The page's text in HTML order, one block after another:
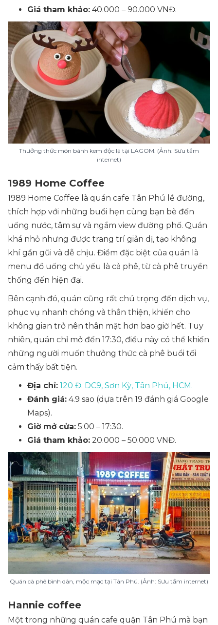
Giá tham khảo: 40.000 – 90.000 VNĐ.
Thưởng thức món bánh kem độc lạ tại LAGOM. (Ảnh: Sưu tầm
internet)
1989 Home Coffee
1989 Home Coffee là quán cafe Tân Phú lề đường,
thích hợp với những buổi hẹn cùng bạn bè đến
uống nước, tâm sự và ngắm view đường phố. Quán
khá nhỏ nhưng được trang trí giản dị, tạo không
khí gần gũi và dễ chịu. Điểm đặc biệt của quán là
menu đồ uống chủ yếu là cà phê, từ cà phê truyền
thống đến hiện đại.
Bên cạnh đó, quán cũng rất chú trọng đến dịch vụ,
phục vụ nhanh chóng và thân thiện, khiến cho
không gian trở nên thân mật hơn bao giờ hết. Tuy
nhiên, quán chỉ mở đến 17:30, điều này có thể khiến
những người muốn thưởng thức cà phê buổi tối
cảm thấy bất tiện.
Địa chỉ: 120 Đ. DC9, Sơn Kỳ, Tân Phú, HCM.
Đánh giá: 4.9 sao (dựa trên 19 đánh giá Google
Maps).
Giờ mở cửa: 5:00 – 17:30.
Giá tham khảo: 20.000 – 50.000 VNĐ.
Quán cà phê bình dân, mộc mạc tại Tân Phú. (Ảnh: Sưu tầm internet)
Hannie coffee
Một trong những quán cafe quận Tân Phú mà bạn